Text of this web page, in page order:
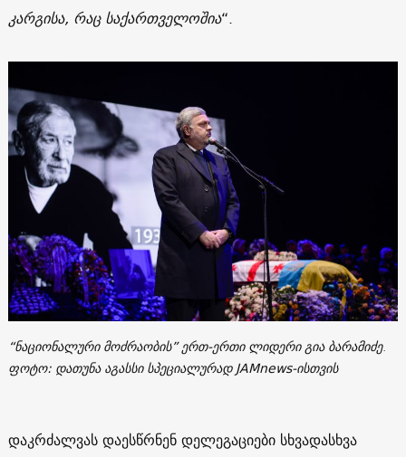
კარგისა, რაც საქართველოშია“.
“ნაციონალური მოძრაობის” ერთ-ერთი ლიდერი გია ბარამიძე.
ფოტო: დათუნა აგასსი სპეციალურად JAMnews-ისთვის
დაკრძალვას დაესწრნენ დელეგაციები სხვადასხვა